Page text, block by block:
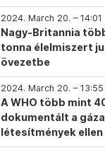
2024. March 20. – 14:01
Nagy-Britannia
tonna élelmiszert
övezetbe
2024. March 20. – 13:55
A WHO több mint
dokumentált a
létesítmények